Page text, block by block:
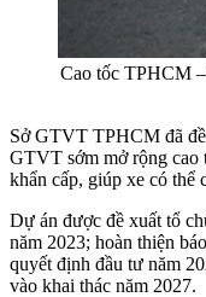
Cao tốc TPHCM
Sở GTVT TPHCM đã
GTVT sớm mở rộng cao
khẩn cấp, giúp xe có thể
Dự án được đề xuất tổ
năm 2023; hoàn thiện
quyết định đầu tư năm
vào khai thác năm 2027.